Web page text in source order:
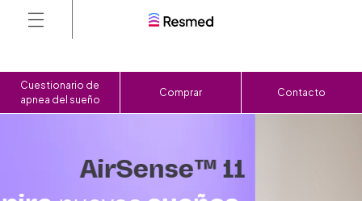
Cuestionario de
apnea del sueño
Comprar Contacto